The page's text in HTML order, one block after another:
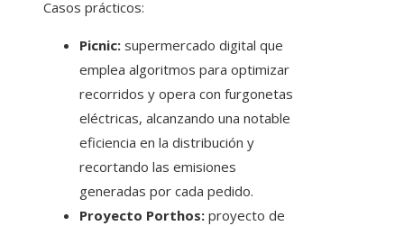
Casos prácticos:
Picnic: supermercado digital que
emplea algoritmos para optimizar
recorridos y opera con furgonetas
eléctricas, alcanzando una notable
eficiencia en la distribución y
recortando las emisiones
generadas por cada pedido.
Proyecto Porthos: proyecto de